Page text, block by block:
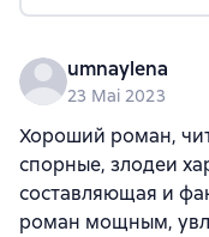
umnaylena
23 Mai 2023
Хороший роман,
спорные, злодеи
составляющая и
роман мощным,